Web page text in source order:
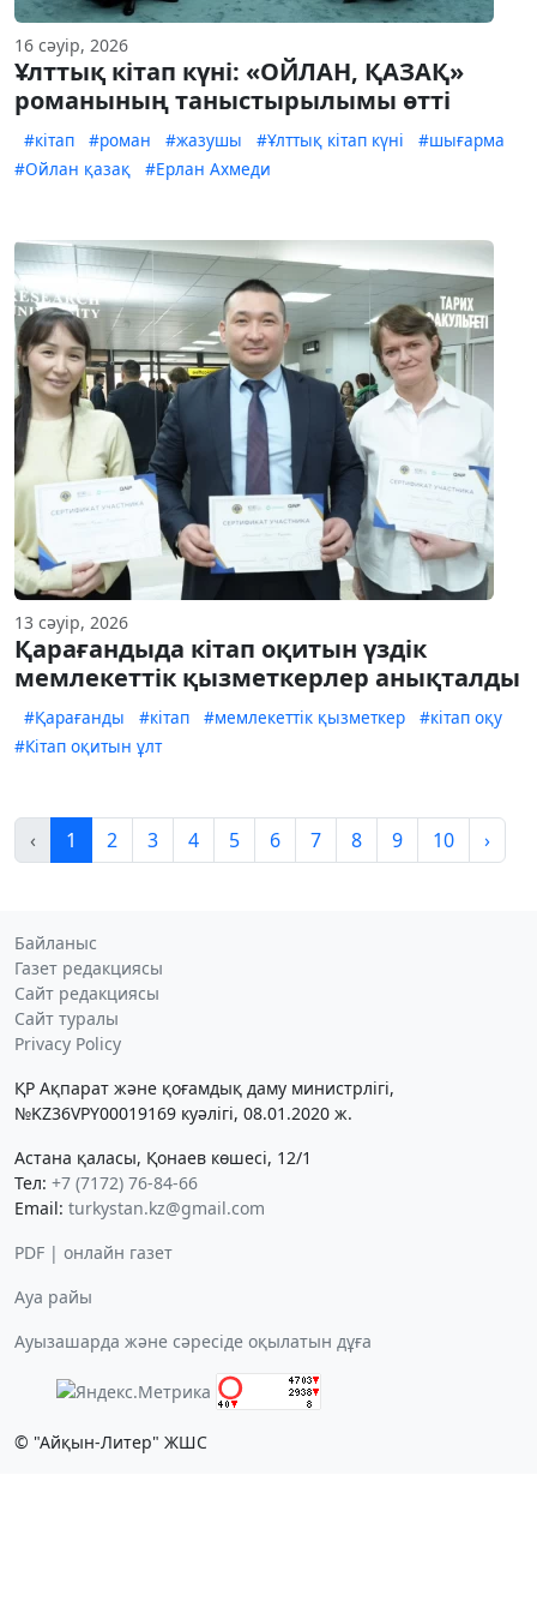
16 сәуір, 2026
Ұлттық кітап күні: «ОЙЛАН, ҚАЗАҚ»
романының таныстырылымы өтті
#кітап #роман #жазушы #Ұлттық кітап күні
#шығарма
#Ойлан қазақ
#Ерлан Ахмеди
13 сәуір, 2026
Қарағандыда кітап оқитын үздік
мемлекеттік қызметкерлер анықталды
#Қарағанды #кітап #мемлекеттік қызметкер
#кітап оқу
#Кітап оқитын ұлт
‹ 1 2 3 4 5 6 7 8 9 10 ›
Байланыс
Газет редакциясы
Сайт редакциясы
Сайт туралы
Privacy Policy
ҚР Ақпарат және қоғамдық даму министрлігі,
№KZ36VPY00019169 куәлігі, 08.01.2020 ж.
Астана қаласы, Қонаев көшесі, 12/1
Тел: +7 (7172) 76-84-66
Email: turkystan.kz@gmail.com
PDF | онлайн газет
Ауа райы
Ауызашарда және сәресіде оқылатын дұға
© "Айқын-Литер" ЖШС